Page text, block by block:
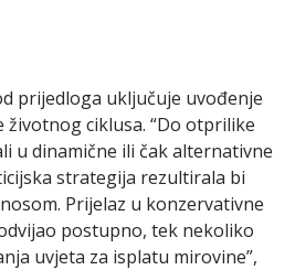
prijedloga uključuje uvođenje
ciklusa. “Do otprilike
u dinamične ili čak alternativne
strategija rezultirala bi
Prijelaz u konzervativne
postupno, tek nekoliko
uvjeta za isplatu mirovine”,